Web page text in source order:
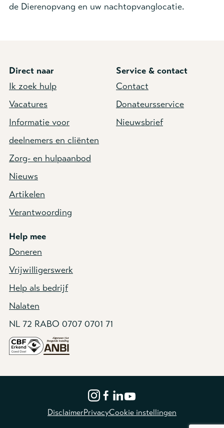
de Dierenopvang en uw nachtopvanglocatie.
Direct naar
Ik zoek hulp
Vacatures
Informatie voor
deelnemers en cliënten
Zorg- en hulpaanbod
Nieuws
Artikelen
Verantwoording
Service & contact
Contact
Donateursservice
Nieuwsbrief
Help mee
Doneren
Vrijwilligerswerk
Help als bedrijf
Nalaten
NL 72 RABO 0707 0701 71
DisclaimerPrivacyCookie instellingen